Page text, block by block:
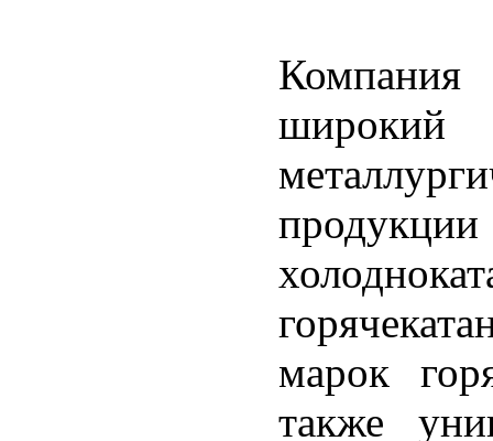
марок
также